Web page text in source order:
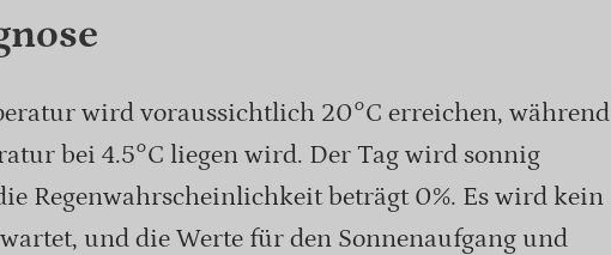
wird voraussichtlich 20°C erreichen, während
bei 4.5°C liegen wird. Der Tag wird sonnig
Regenwahrscheinlichkeit beträgt 0%. Es wird kein
und die Werte für den Sonnenaufgang und